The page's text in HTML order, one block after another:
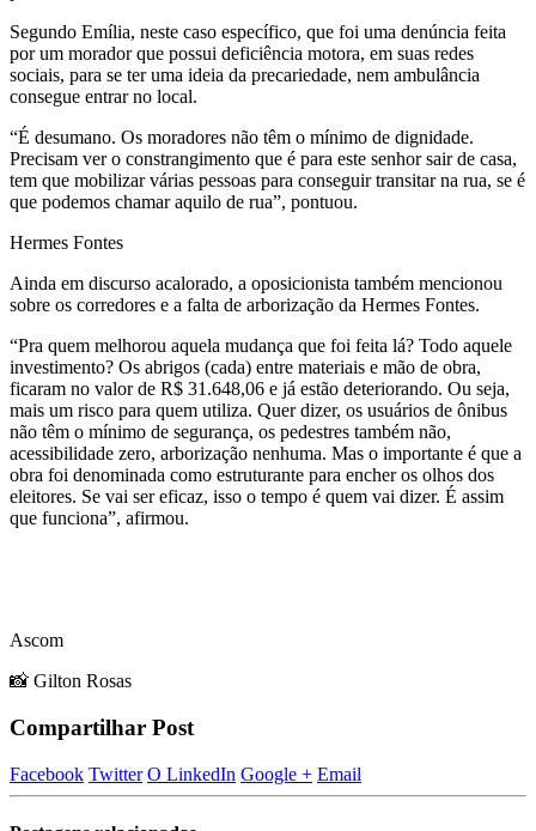
Segundo Emília, neste caso específico, que foi uma denúncia feita
por um morador que possui deficiência motora, em suas redes
sociais, para se ter uma ideia da precariedade, nem ambulância
consegue entrar no local.
“É desumano. Os moradores não têm o mínimo de dignidade.
Precisam ver o constrangimento que é para este senhor sair de casa,
tem que mobilizar várias pessoas para conseguir transitar na rua, se é
que podemos chamar aquilo de rua”, pontuou.
Hermes Fontes
Ainda em discurso acalorado, a oposicionista também mencionou
sobre os corredores e a falta de arborização da Hermes Fontes.
“Pra quem melhorou aquela mudança que foi feita lá? Todo aquele
investimento? Os abrigos (cada) entre materiais e mão de obra,
ficaram no valor de R$ 31.648,06 e já estão deteriorando. Ou seja,
mais um risco para quem utiliza. Quer dizer, os usuários de ônibus
não têm o mínimo de segurança, os pedestres também não,
acessibilidade zero, arborização nenhuma. Mas o importante é que a
obra foi denominada como estruturante para encher os olhos dos
eleitores. Se vai ser eficaz, isso o tempo é quem vai dizer. É assim
que funciona”, afirmou.
Ascom
📸 Gilton Rosas
Compartilhar Post
Facebook Twitter O LinkedIn Google + Email